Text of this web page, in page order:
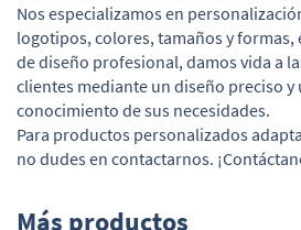
Nos especializamos en
logotipos, colores, tamaños y formas,
de diseño profesional, damos vida a
clientes mediante un diseño preciso
conocimiento de sus necesidades.
Para productos personalizados
no dudes en contactarnos.
Más productos